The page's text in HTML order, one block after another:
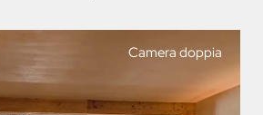
Camera doppia